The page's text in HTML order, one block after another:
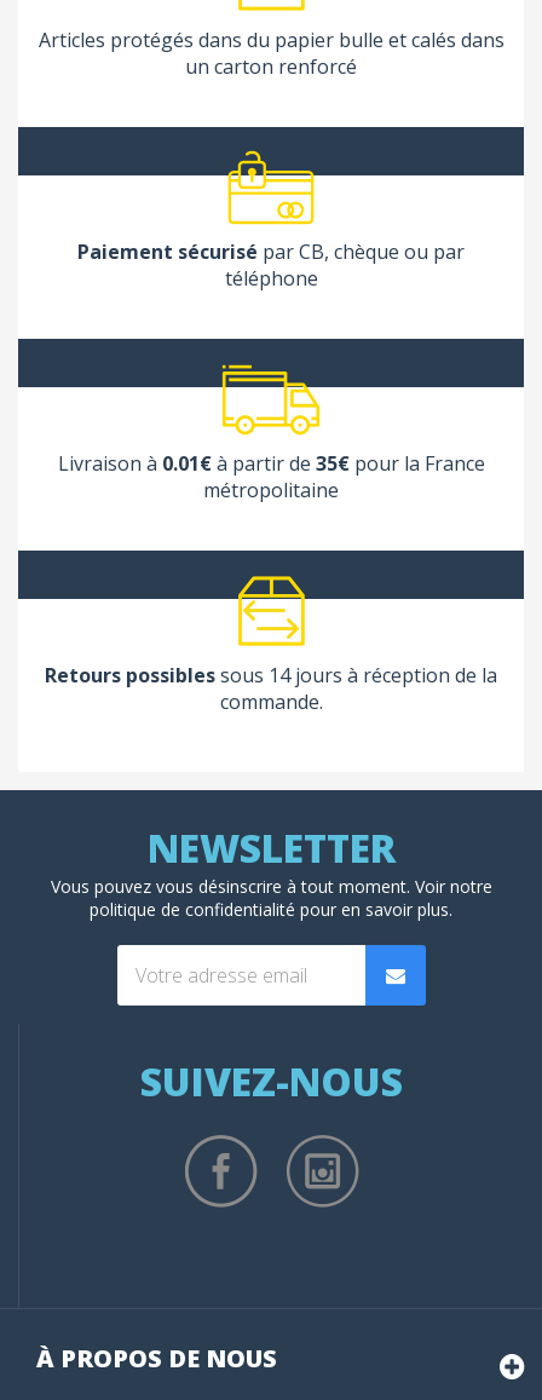
Articles protégés dans du papier bulle et calés dans
un carton renforcé
Paiement sécurisé par CB, chèque ou par
téléphone
Livraison à 0.01€à partir de 35€pour la France
métropolitaine
Retours possiblessous 14 jours à réception de la
commande.
Vous pouvez vous désinscrire à tout moment. Voir notre
politique de confidentialité pour en savoir plus.
SUIVEZ-NOUS
À PROPOS DE NOUS